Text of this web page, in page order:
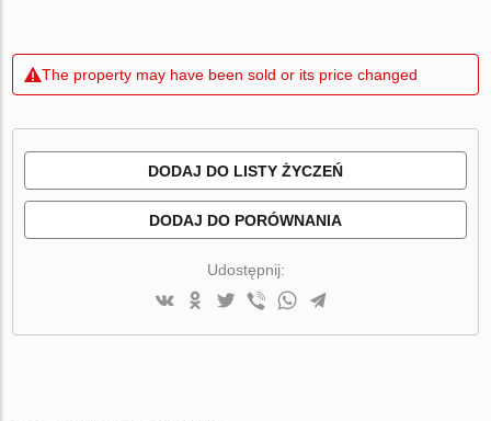
The property may have been sold or its price changed
DODAJ DO LISTY ŻYCZEŃ
DODAJ DO PORÓWNANIA
Udostępnij: